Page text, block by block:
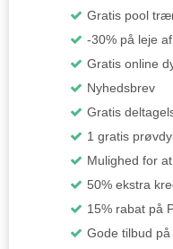
Gratis pool
-30% på leje
Gratis online
Nyhedsbrev
Gratis
1 gratis
Mulighed for
50% ekstra
15% rabat på
Gode tilbud